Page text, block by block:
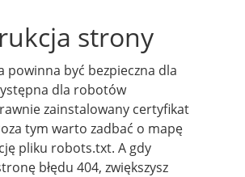
strony
być bezpieczna dla
dla robotów
zainstalowany certyfikat
tym warto zadbać o mapę
pliku robots.txt. A gdy
błędu 404, zwiększysz